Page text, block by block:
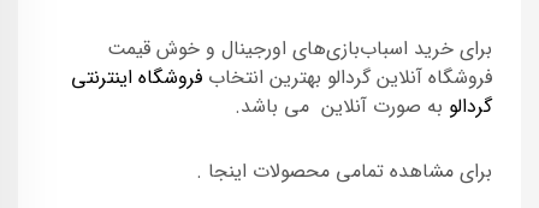
برای خرید اسباب‌بازی‌های اورجینال و خوش قیمت
فروشگاه آنلاین گردالو بهترین انتخاب فروشگاه اینترنتی
گردالو به صورت آنلاین می باشد.
برای مشاهده تمامی محصولات اینجا .